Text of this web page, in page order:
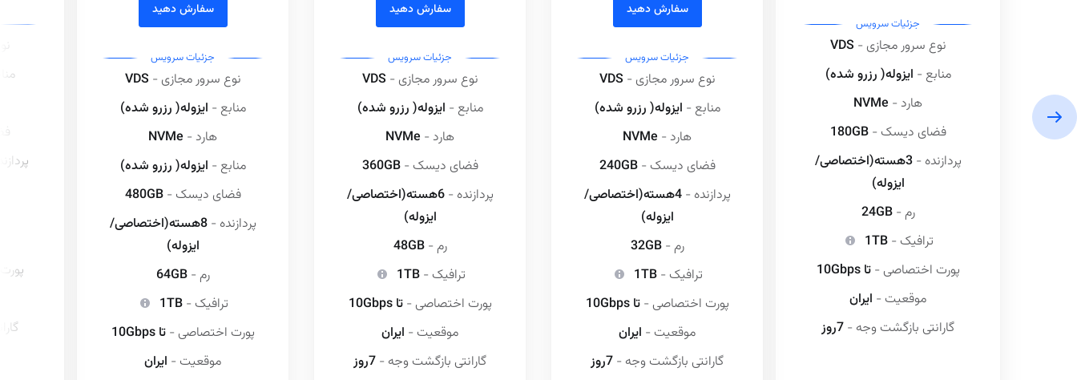
جزئیات سرویس
نوع سرور مجازی - VDS
منابع - ایزوله( رزرو شده)
هارد - NVMe
فضای دیسک -180GB
پردازنده - 3هسته(اختصاصی/
ایزوله)
رم -24GB
ترافیک - 1TB
پورت اختصاصی -تا 10Gbps
موقعیت - ایران
گارانتی بازگشت وجه - 7روز
سفارش دهید
جزئیات سرویس
نوع سرور مجازی -
منابع - ایزوله( رزرو شده)
هارد - NVMe
فضای دیسک -240GB
پردازنده - 4هسته(اختصاصی/
ایزوله)
رم -32GB
ترافیک - 1TB
پورت اختصاصی -تا 10Gbps
موقعیت - ایران
گارانتی بازگشت وجه - 7روز
سفارش دهید
جزئیات سرویس
نوع سرور مجازی -
منابع - ایزوله( رزرو شده)
هارد - NVMe
فضای دیسک -360GB
پردازنده - 6هسته(اختصاصی/
ایزوله)
رم -48GB
ترافیک - 1TB
پورت اختصاصی -تا 10Gbps
موقعیت - ایران
گارانتی بازگشت وجه - 7روز
سفارش دهید
جزئیات سرویس
نوع سرور مجازی -
منابع - ایزوله( رزرو شده)
هارد - NVMe
منابع - ایزوله( رزرو شده)
فضای دیسک -480GB
پردازنده - 8هسته(اختصاصی/
ایزوله)
رم -64GB
ترافیک - 1TB
پورت اختصاصی -تا 10Gbps
موقعیت - ایران